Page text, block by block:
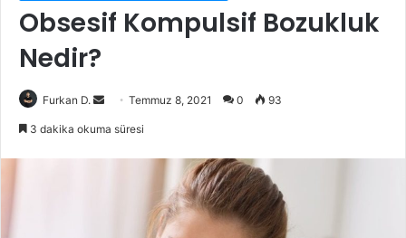
Obsesif Kompulsif Bozukluk
Nedir?
Furkan D.
Bir
Temmuz 8, 2021 0 93
3 dakika okuma süresi